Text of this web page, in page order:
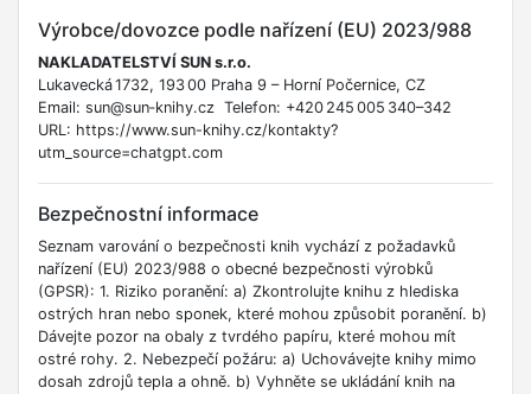
Výrobce/dovozce podle nařízení (EU) 2023/988
NAKLADATELSTVÍ SUN s.r.o.
Lukavecká 1732, 193 00 Praha 9 – Horní Počernice, CZ
Email: sun@sun‑knihy.cz Telefon: +420 245 005 340–342
URL: https://www.sun-knihy.cz/kontakty?
utm_source=chatgpt.com
Bezpečnostní informace
Seznam varování o bezpečnosti knih vychází z požadavků
nařízení (EU) 2023/988 o obecné bezpečnosti výrobků
(GPSR): 1. Riziko poranění: a) Zkontrolujte knihu z hlediska
ostrých hran nebo sponek, které mohou způsobit poranění. b)
Dávejte pozor na obaly z tvrdého papíru, které mohou mít
ostré rohy. 2. Nebezpečí požáru: a) Uchovávejte knihy mimo
dosah zdrojů tepla a ohně. b) Vyhněte se ukládání knih na